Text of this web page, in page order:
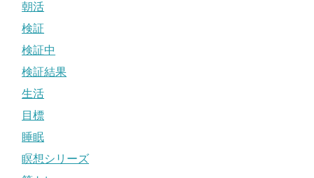
朝活
検証
検証中
検証結果
生活
目標
睡眠
瞑想シリーズ